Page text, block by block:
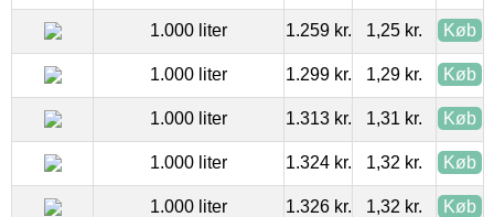
1.000 liter 1.259 kr. 1,25 kr. Køb
1.000 liter 1.299 kr. 1,29 kr. Køb
1.000 liter 1.313 kr. 1,31 kr. Køb
1.000 liter 1.324 kr. 1,32 kr. Køb
1.000 liter 1.326 kr. 1,32 kr. Køb